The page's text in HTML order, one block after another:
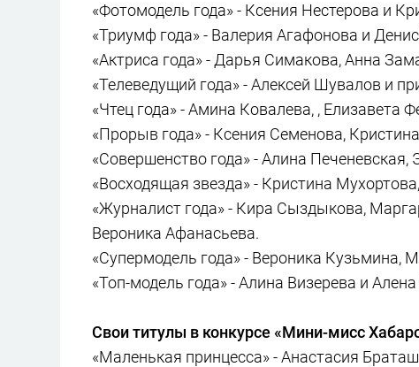
«Фотомодель года» - Ксения Нестерова и
«Триумф года» - Валерия Агафонова и
«Актриса года» - Дарья Симакова, Анна
«Телеведущий года» - Алексей Шувалов и
«Чтец года» - Амина Ковалева, , Елизавета
«Прорыв года» - Ксения Семенова,
«Совершенство года» - Алина
«Восходящая звезда» - Кристина
«Журналист года» - Кира Сыздыкова,
Вероника Афанасьева.
«Супермодель года» - Вероника Кузьмина,
«Топ-модель года» - Алина Визерева и Алена
Свои титулы в конкурсе «Мини-мисс
«Маленькая принцесса» - Анастасия